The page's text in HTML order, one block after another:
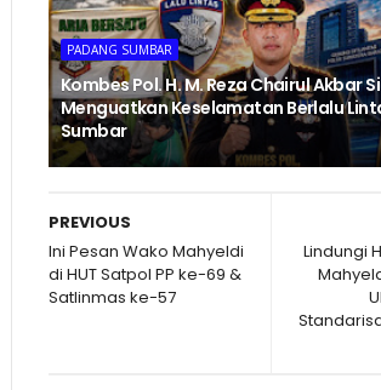
PADANG SUMBAR
Kombes Pol. H. M. Reza Chairul Akbar
Menguatkan Keselamatan Berlalu
Sumbar
Lindungi
PREVIOUS
Ini Pesan Wako Mahyeldi
di HUT Satpol PP ke-69 &
Satlinmas ke-57